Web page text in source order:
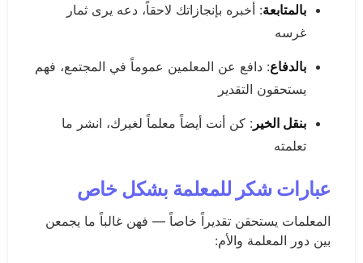
بالمتابعة: أخبره بإنجازاتك لاحقاً، دعه يرى ثمار
غرسه
بالدفاع: دافع عن المعلمين عموماً في المجتمع، فهم
يستحقون التقدير
بنقل الخير : كن أنت أيضاً معلماً لغيرك، انشر ما
تعلمته
عبارات شكر للمعلمة بشكل خاص
المعلمات يستحقن تقديراً خاصاً — فهن غالباً ما يجمعن
بين دور المعلمة والأم: